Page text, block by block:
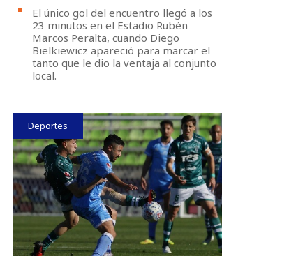
El único gol del encuentro llegó a los
23 minutos en el Estadio Rubén
Marcos Peralta, cuando Diego
Bielkiewicz apareció para marcar el
tanto que le dio la ventaja al conjunto
local.
Deportes